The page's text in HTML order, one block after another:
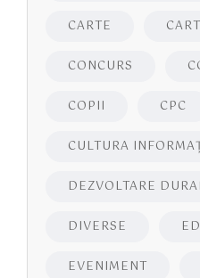
CARTE
CONCURS
COPII CPC
CULTURA
DEZVOLTARE
DIVERSE
EVENIMENT